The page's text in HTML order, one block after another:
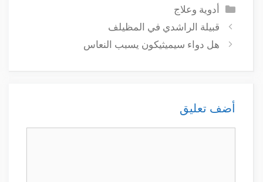
التصنيفات
أدوية وعلاج
قبيلة الراشدي في المظيلف
هل دواء سيميثيكون يسبب النعاس
أضف تعليق